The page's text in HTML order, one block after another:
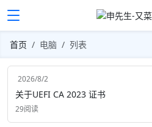
首页 电脑 列表
2026/8/2
关于UEFI CA 2023 证书
29阅读